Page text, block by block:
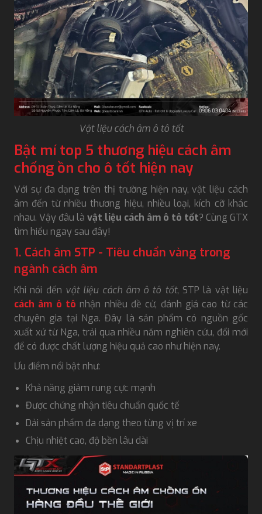
Vật liệu cách âm ô tô tốt
Bật mí top 5 thương hiệu cách âm
chống ồn cho ô tốt hiện nay
Với sự đa dạng trên thị trường hiện nay, vật liệu cách
âm đến từ nhiều thương hiệu, nhiều loại, kích cỡ khác
nhau. Vậy đâu là vật liệu cách âm ô tô tốt? Cùng GTX
tìm hiểu ngay sau đây!
1. Cách âm STP - Tiêu chuẩn vàng trong
ngành cách âm
Khi nói đến vật liệu cách âm ô tô tốt, STP là vật liệu
cách âm ô tô nhận nhiều đề cử, đánh giá cao từ các
chuyên gia tại Nga. Đây là sản phẩm có nguồn gốc
xuất xứ từ Nga, trải qua nhiều năm nghiên cứu, đổi mới
để có được chất lượng hiệu quả cao như hiện nay.
Ưu điểm nổi bật như:
Khả năng giảm rung cực mạnh
Được chứng nhận tiêu chuẩn quốc tế
Dải sản phẩm đa dạng theo từng vị trí xe
Chịu nhiệt cao, độ bền lâu dài